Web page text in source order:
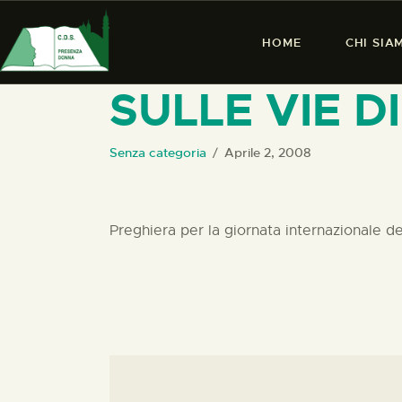
HOME CHI
SULLE VIE
Senza categoria Aprile 2, 2008
Preghiera per la giornata internazionale